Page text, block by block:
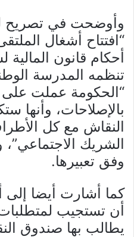
وأوضحت في تصريح
“افتتاح أشغال
تنظمه المدرسة
“الحكومة عملت على
بالإصلاحات، وأنها
النقاش مع كل
الشريك الاجتماعي”،
وفق تعبيرها.
كما أشارت أيضا إلى
أن تستجيب
يطالب بها صندوق